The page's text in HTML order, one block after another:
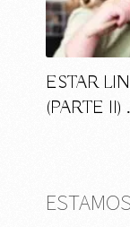
ESTAR
(PARTE